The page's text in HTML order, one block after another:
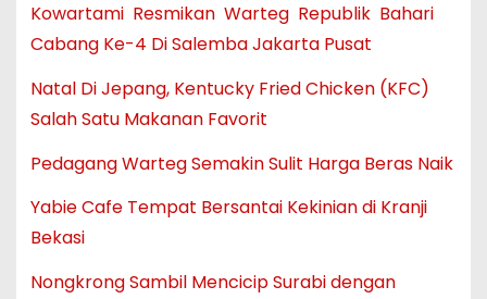
Kowartami Resmikan Warteg Republik Bahari
Cabang Ke-4 Di Salemba Jakarta Pusat
Natal Di Jepang, Kentucky Fried Chicken (KFC)
Salah Satu Makanan Favorit
Pedagang Warteg Semakin Sulit Harga Beras Naik
Yabie Cafe Tempat Bersantai Kekinian di Kranji
Bekasi
Nongkrong Sambil Mencicip Surabi dengan